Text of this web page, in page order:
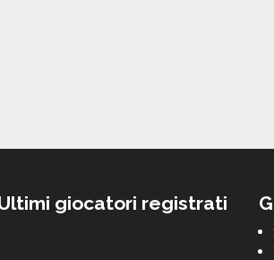
giocatori registrati